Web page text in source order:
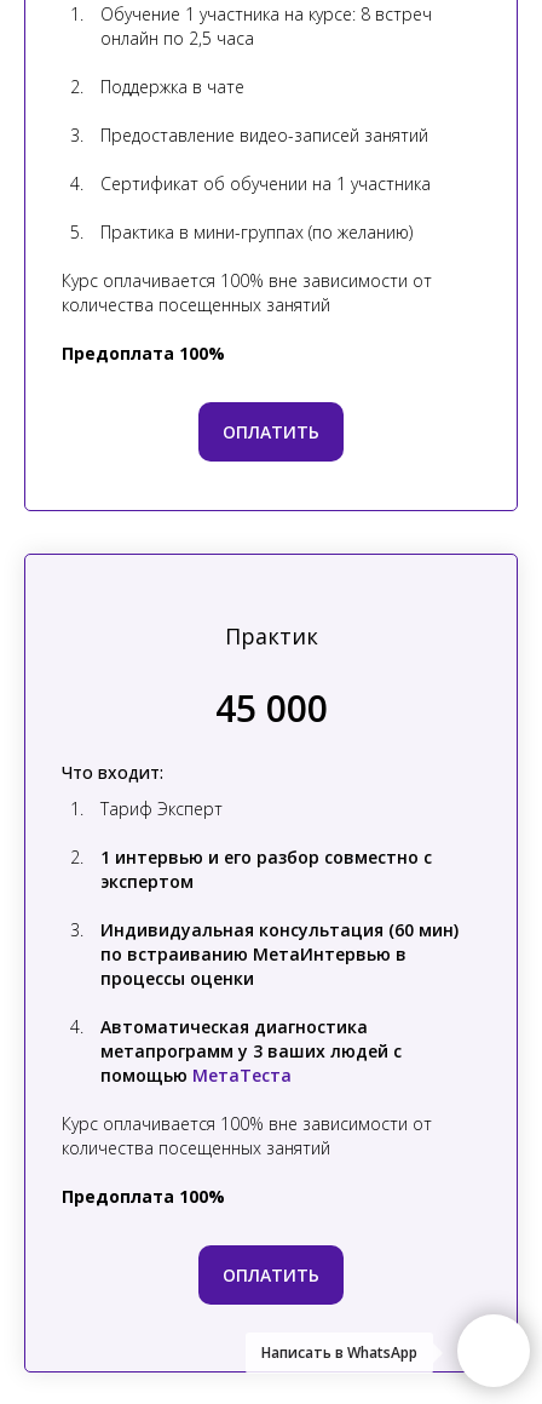
Написать в WhatsApp
Обучение 1 участника на курсе: 8 встреч
онлайн по 2,5 часа
Поддержка в чате
Предоставление видео-записей занятий
Сертификат об обучении на 1 участника
Практика в мини-группах (по желанию)
Курс оплачивается 100% вне зависимости от
количества посещенных занятий
Предоплата 100%
ОПЛАТИТЬ
Практик
45 000
Что входит:
Тариф Эксперт
1 интервью и его разбор совместно с
экспертом
Индивидуальная консультация (60 мин)
по встраиванию МетаИнтервью в
процессы оценки
Автоматическая диагностика
метапрограмм у 3 ваших людей с
помощью МетаТеста
Курс оплачивается 100% вне зависимости от
количества посещенных занятий
Предоплата 100%
ОПЛАТИТЬ